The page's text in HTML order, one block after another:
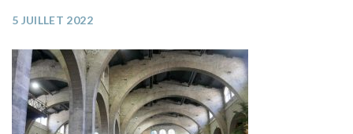
5 JUILLET 2022